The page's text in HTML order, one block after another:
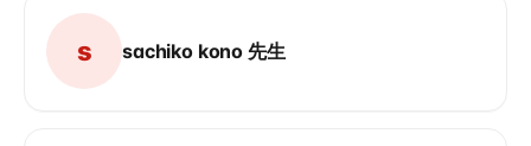
s sachiko kono 先生